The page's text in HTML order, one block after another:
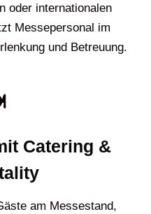
oder internationalen
Messepersonal im
und Betreuung.
Catering &
am Messestand,